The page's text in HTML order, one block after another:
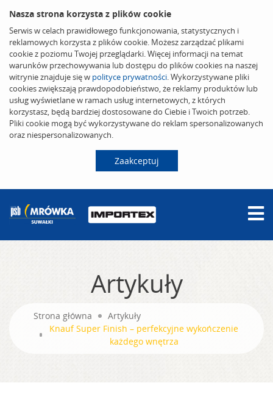
Nasza strona korzysta z plików cookie
Serwis w celach prawidłowego funkcjonowania, statystycznych i
reklamowych korzysta z plików cookie. Możesz zarządzać plikami
cookie z poziomu Twojej przeglądarki. Więcej informacji na temat
warunków przechowywania lub dostępu do plików cookies na naszej
witrynie znajduje się w polityce prywatności. Wykorzystywane pliki
cookies zwiększają prawdopodobieństwo, że reklamy produktów lub
usług wyświetlane w ramach usług internetowych, z których
korzystasz, będą bardziej dostosowane do Ciebie i Twoich potrzeb.
Pliki cookie mogą być wykorzystywane do reklam spersonalizowanych
oraz niespersonalizowanych.
Zaakceptuj
Artykuły
Strona główna
Artykuły
Knauf Super Finish – perfekcyjne wykończenie
każdego wnętrza